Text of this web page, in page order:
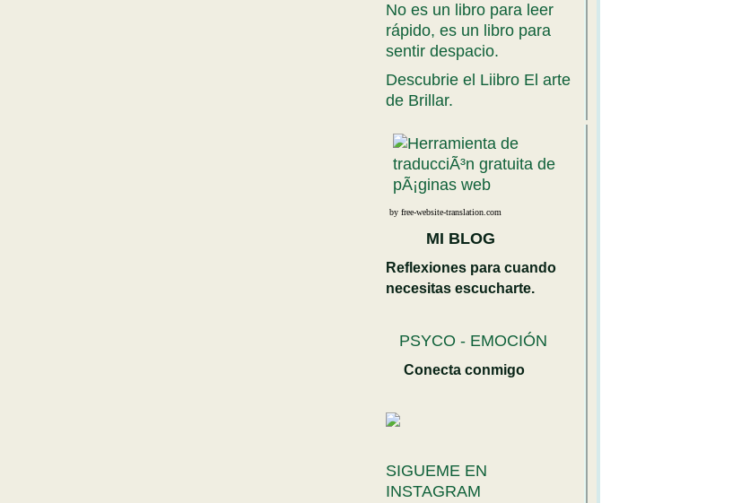
No es un libro para leer
rápido, es un libro para
sentir despacio.
Descubrie el Liibro El arte
de Brillar.
by free-website-translation.com
MI BLOG
Reflexiones para cuando
necesitas escucharte.
PSYCO - EMOCIÓN
Conecta conmigo
SIGUEME EN
INSTAGRAM